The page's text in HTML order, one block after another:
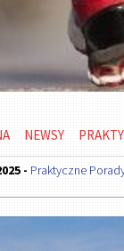
NEWSY
- Praktyczne